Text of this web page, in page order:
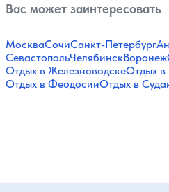
Вас может заинтересовать
МоскваСочиСанкт-Петербург
СевастопольЧелябинскВоронеж
Отдых в ЖелезноводскеОтдых в
Отдых в ФеодосииОтдых в